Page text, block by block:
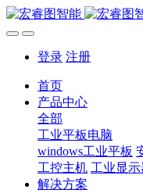
登录 注册
首页
产品中心
全部
工业平板电脑
windows工业平板
工控主机 工业显示
解决方案